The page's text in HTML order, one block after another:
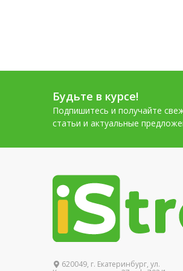
Керамогранит
Кирпич керамический
Кирпич облицовочный
Кирпич строительный
Кладочные смеси
Клей плиточный
Клей специальный
Клей строительный
универсальный
Будьте в курсе!
Подпишитесь и получайте
статьи и актуальные
620049, г. Екатеринбург, ул.